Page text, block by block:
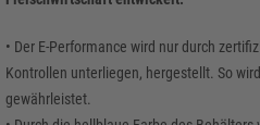
• Der E-Performance wird nur durch
Kontrollen unterliegen, hergestellt. So
gewährleistet.